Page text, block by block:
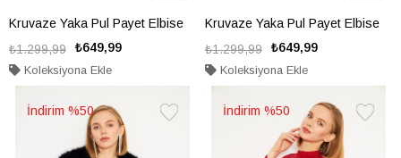
Kruvaze Yaka Pul Payet Elbise
₺649,99
₺1.299,99
Koleksiyona Ekle
Kruvaze Yaka Pul Payet Elbise
₺649,99
₺1.299,99
Koleksiyona Ekle
%50 %50